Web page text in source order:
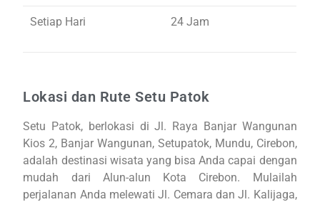
Setiap Hari 24 Jam
Lokasi dan Rute Setu Patok
Setu Patok, berlokasi di Jl. Raya Banjar Wangunan
Kios 2, Banjar Wangunan, Setupatok, Mundu, Cirebon,
adalah destinasi wisata yang bisa Anda capai dengan
mudah dari Alun-alun Kota Cirebon. Mulailah
perjalanan Anda melewati Jl. Cemara dan Jl. Kalijaga,